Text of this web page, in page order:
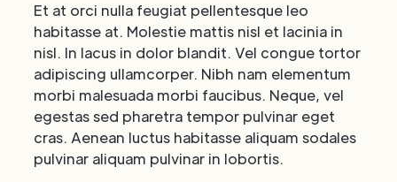
Et at orci nulla feugiat pellentesque leo
habitasse at. Molestie mattis nisl et lacinia in
nisl. In lacus in dolor blandit. Vel congue tortor
adipiscing ullamcorper. Nibh nam elementum
morbi malesuada morbi faucibus. Neque, vel
egestas sed pharetra tempor pulvinar eget
cras. Aenean luctus habitasse aliquam sodales
pulvinar aliquam pulvinar in lobortis.